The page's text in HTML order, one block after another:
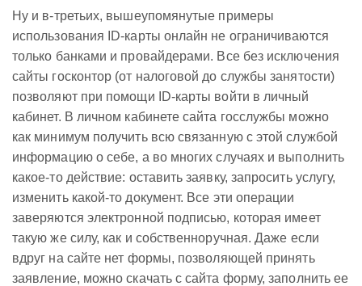
Ну и в-третьих, вышеупомянутые примеры
использования ID-карты онлайн не ограничиваются
только банками и провайдерами. Все без исключения
сайты госконтор (от налоговой до службы занятости)
позволяют при помощи ID-карты войти в личный
кабинет. В личном кабинете сайта госслужбы можно
как минимум получить всю связанную с этой службой
информацию о себе, а во многих случаях и выполнить
какое-то действие: оставить заявку, запросить услугу,
изменить какой-то документ. Все эти операции
заверяются электронной подписью, которая имеет
такую же силу, как и собственноручная. Даже если
вдруг на сайте нет формы, позволяющей принять
заявление, можно скачать с сайта форму, заполнить ее